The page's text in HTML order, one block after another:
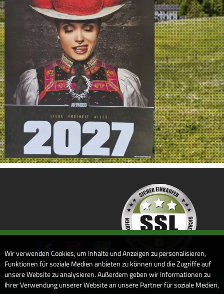
Wir verwenden Cookies, um Inhalte und Anzeigen zu personalisieren,
Funktionen für soziale Medien anbieten zu können und die Zugriffe auf
unsere Website zu analysieren. Außerdem geben wir Informationen zu
Ihrer Verwendung unserer Website an unsere Partner für soziale Medien,